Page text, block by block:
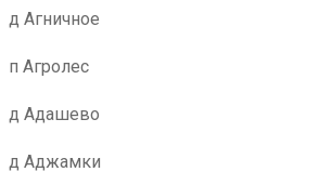
д Агничное
п Агролес
д Адашево
д Аджамки